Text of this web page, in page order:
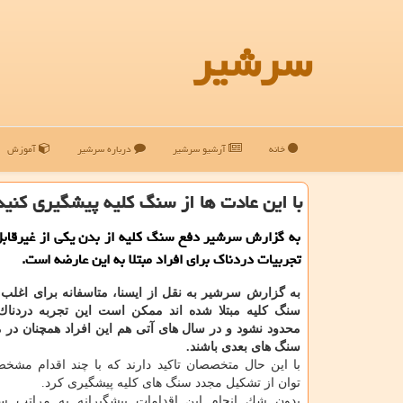
سرشیر
خانه آرشیو سرشیر درباره سرشیر آموزش
با این عادت ها از سنگ كلیه پیشگیری
به گزارش سرشیر دفع سنگ كلیه از بدن یكی از
تجربیات دردناك برای افراد مبتلا به این عارضه است.
به گزارش سرشیر به نقل از ایسنا، متاسفانه برای
سنگ كلیه مبتلا شده اند ممكن است این تجربه
محدود نشود و در سال های آتی هم این افراد همچنان
سنگ های بعدی باشند.
با این حال متخصصان تاكید دارند كه با چند اقدام
توان از تشكیل مجدد سنگ های كلیه پیشگیری كرد.